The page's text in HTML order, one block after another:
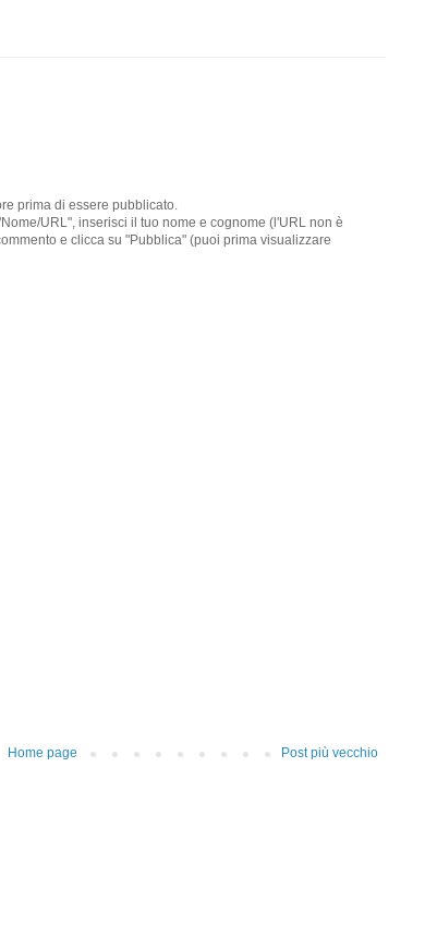
prima di essere pubblicato.
URL", inserisci il tuo nome e cognome (l'URL non è
e clicca su "Pubblica" (puoi prima visualizzare
Post più vecchio
Home page